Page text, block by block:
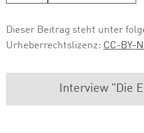
Dieser Beitrag steht unter
Urheberrechtslizenz: CC-BY-
Interview "Die